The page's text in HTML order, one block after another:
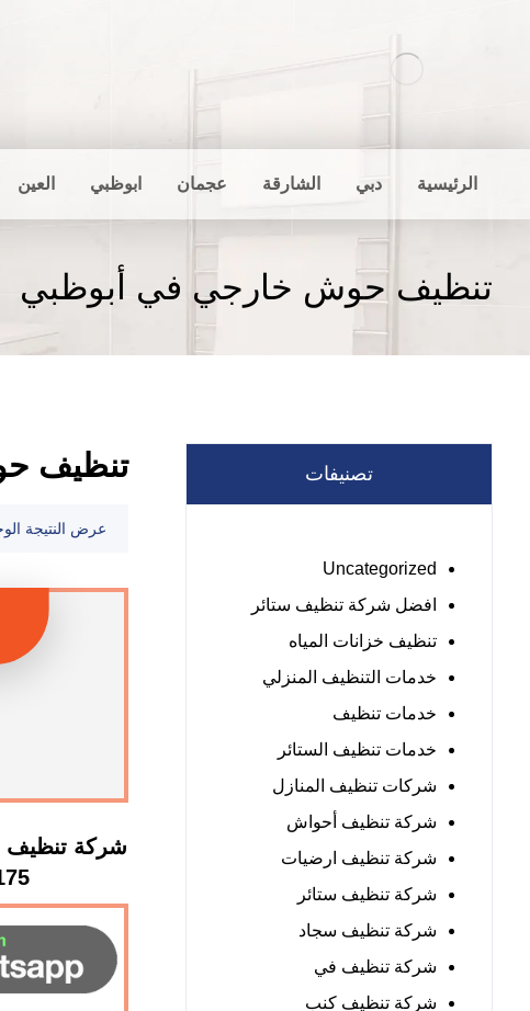
الرئيسية دبي الشارقة عجمان ابوظبي العين
تنظيف حوش خارجي في أبوظبي
تنظيف
عرض النتيجة
شركة تنظيف
تصنيفات
Uncategorized
افضل شركة تنظيف ستائر
تنظيف خزانات المياه
خدمات التنظيف المنزلي
خدمات تنظيف
خدمات تنظيف الستائر
شركات تنظيف المنازل
شركة تنظيف أحواش
شركة تنظيف ارضيات
شركة تنظيف ستائر
شركة تنظيف سجاد
شركة تنظيف في
شركة تنظيف كنب